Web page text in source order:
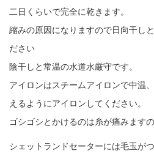
二日くらいで完全に乾きます。
縮みの原因になりますので日向干し
ださい
陰干しと常温の水道水厳守です。
アイロンはスチームアイロンで中温
えるようにアイロンしてください。
ゴシゴシとかけるのは糸が痛みます
シェットランドセーターには毛玉が